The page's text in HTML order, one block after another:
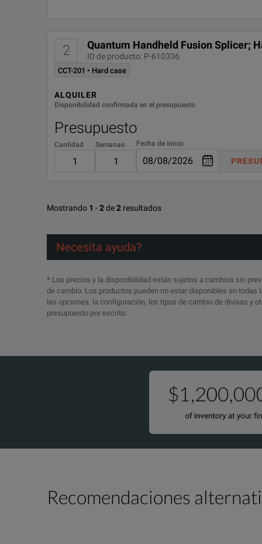
2 Quantum Handheld Fusion Splicer;
ID de producto: P-610336
CCT-201 • Hard case
ALQUILER
Disponibilidad confirmada en el presupuesto
Presupuesto
Cantidad Semanas Fecha de inicio
Mostrando 1 -2de2 resultados
Necesita ayuda?
* Los precios y la disponibilidad están sujetos a cambios sin
de cambio. Los productos pueden no estar disponibles en
las opciones, la configuración, los tipos de cambio de divisas y
presupuesto por escrito.
Micro-SD Ports for Virtually Unlimited Data Storage
Extended Life Electrodes Standard
Hard or Soft Transit Case
Easy to use Fiber Holder Based System
Recomendaciones